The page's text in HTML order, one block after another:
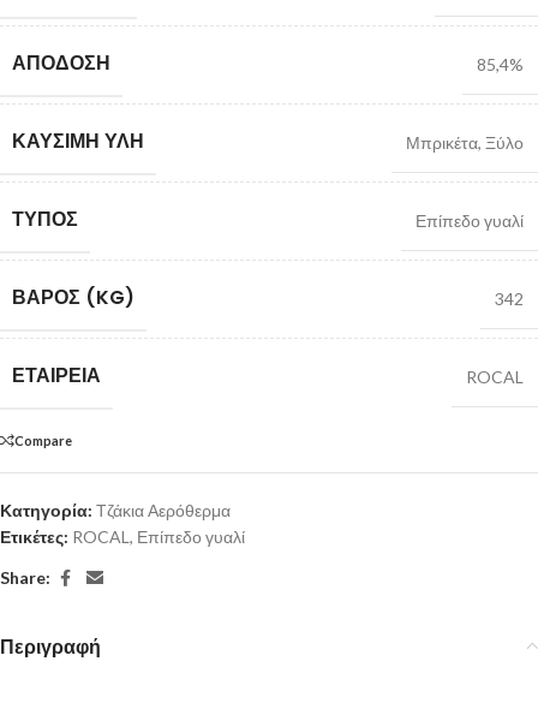
ΑΠΌΔΟΣΗ 85,4%
ΚΑΎΣΙΜΗ ΎΛΗ Μπρικέτα, Ξύλο
ΤΎΠΟΣ Επίπεδο γυαλί
ΒΆΡΟΣ (KG) 342
ΕΤΑΙΡΕΊΑ ROCAL
Compare
Κατηγορία: Τζάκια Αερόθερμα
Ετικέτες: ROCAL , Επίπεδο γυαλί
Share:
Περιγραφή